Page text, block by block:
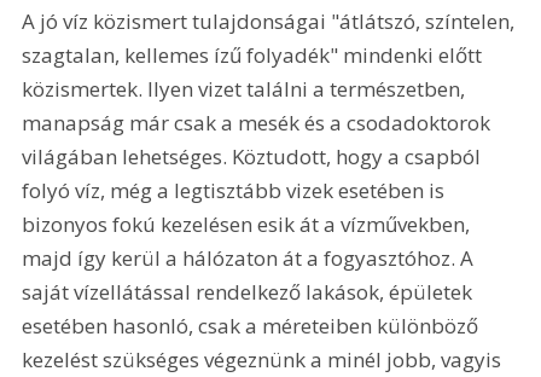
A jó víz közismert tulajdonságai "átlátszó, színtelen,
szagtalan, kellemes ízű folyadék" mindenki előtt
közismertek. Ilyen vizet találni a természetben,
manapság már csak a mesék és a csodadoktorok
világában lehetséges. Köztudott, hogy a csapból
folyó víz, még a legtisztább vizek esetében is
bizonyos fokú kezelésen esik át a vízművekben,
majd így kerül a hálózaton át a fogyasztóhoz. A
saját vízellátással rendelkező lakások, épületek
esetében hasonló, csak a méreteiben különböző
kezelést szükséges végeznünk a minél jobb, vagyis